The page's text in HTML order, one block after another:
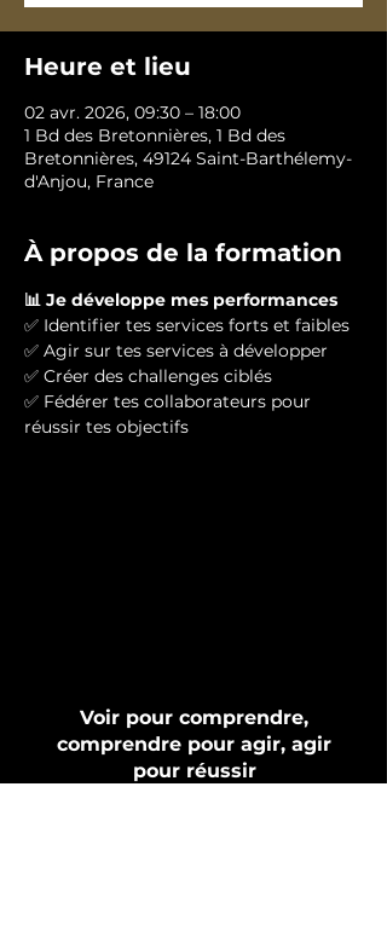
Heure et lieu
02 avr. 2026, 09:30 – 18:00
1 Bd des Bretonnières, 1 Bd des
Bretonnières, 49124 Saint-Barthélemy-
d'Anjou, France
À propos de la formation
📊 Je développe mes performances
✅ Identifier tes services forts et faibles
✅ Agir sur tes services à développer
✅ Créer des challenges ciblés
✅ Fédérer tes collaborateurs pour
réussir tes objectifs
Voir pour comprendre,
comprendre pour agir, agir
pour réussir